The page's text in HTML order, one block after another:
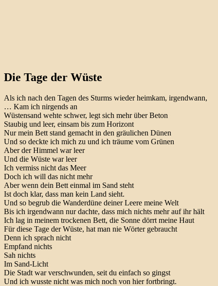
Die Tage der Wüste
Als ich nach den Tagen des Sturms wieder heimkam, irgendwann,
… Kam ich nirgends an
Wüstensand wehte schwer, legt sich mehr über Beton
Staubig und leer, einsam bis zum Horizont
Nur mein Bett stand gemacht in den gräulichen Dünen
Und so deckte ich mich zu und ich träume vom Grünen
Aber der Himmel war leer
Und die Wüste war leer
Ich vermiss nicht das Meer
Doch ich will das nicht mehr
Aber wenn dein Bett einmal im Sand steht
Ist doch klar, dass man kein Land sieht.
Und so begrub die Wanderdüne deiner Leere meine Welt
Bis ich irgendwann nur dachte, dass mich nichts mehr auf ihr hält
Ich lag in meinem trockenen Bett, die Sonne dörrt meine Haut
Für diese Tage der Wüste, hat man nie Wörter gebraucht
Denn ich sprach nicht
Empfand nichts
Sah nichts
Im Sand-Licht
Die Stadt war verschwunden, seit du einfach so gingst
Und ich wusste nicht was mich noch von hier fortbringt.